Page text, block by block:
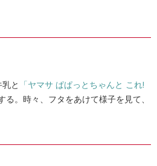
と 「ヤマサ ぱぱっとちゃんと これ!
る。時々、フタをあけて様子を見て、